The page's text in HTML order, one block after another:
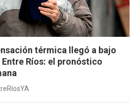
térmica llegó a bajo
Ríos: el pronóstico